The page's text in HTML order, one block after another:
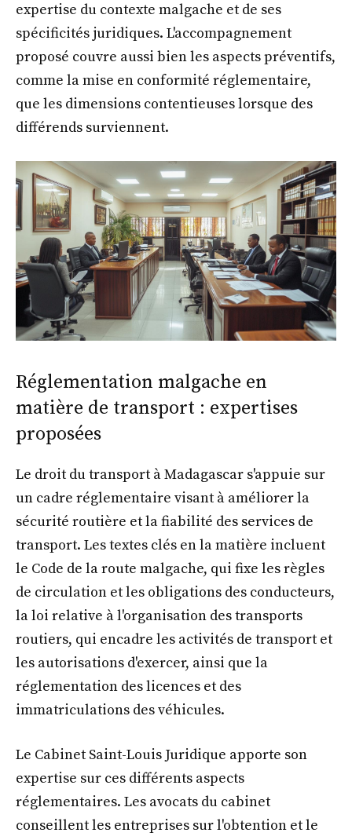
expertise du contexte malgache et de ses
spécificités juridiques. L'accompagnement
proposé couvre aussi bien les aspects préventifs,
comme la mise en conformité réglementaire,
que les dimensions contentieuses lorsque des
différends surviennent.
Réglementation malgache en
matière de transport : expertises
proposées
Le droit du transport à Madagascar s'appuie sur
un cadre réglementaire visant à améliorer la
sécurité routière et la fiabilité des services de
transport. Les textes clés en la matière incluent
le Code de la route malgache, qui fixe les règles
de circulation et les obligations des conducteurs,
la loi relative à l'organisation des transports
routiers, qui encadre les activités de transport et
les autorisations d'exercer, ainsi que la
réglementation des licences et des
immatriculations des véhicules.
Le Cabinet Saint-Louis Juridique apporte son
expertise sur ces différents aspects
réglementaires. Les avocats du cabinet
conseillent les entreprises sur l'obtention et le